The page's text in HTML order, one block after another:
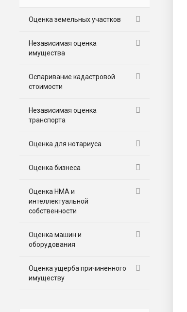
Оценка земельных участков
Независимая оценка
имущества
Оспаривание кадастровой
стоимости
Независимая оценка
транспорта
Оценка для нотариуса
Оценка бизнеса
Оценка НМА и
интеллектуальной
собственности
Оценка машин и
оборудования
Оценка ущерба причиненного
имуществу